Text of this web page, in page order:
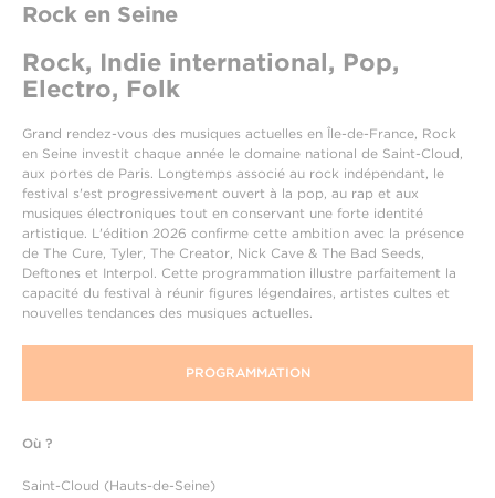
Rock en Seine
Rock, Indie international, Pop,
Electro, Folk
Grand rendez-vous des musiques actuelles en Île-de-France, Rock
en Seine investit chaque année le domaine national de Saint-Cloud,
aux portes de Paris. Longtemps associé au rock indépendant, le
festival s'est progressivement ouvert à la pop, au rap et aux
musiques électroniques tout en conservant une forte identité
artistique. L'édition 2026 confirme cette ambition avec la présence
de The Cure, Tyler, The Creator, Nick Cave & The Bad Seeds,
Deftones et Interpol. Cette programmation illustre parfaitement la
capacité du festival à réunir figures légendaires, artistes cultes et
nouvelles tendances des musiques actuelles.
PROGRAMMATION
Où ?
Saint-Cloud (Hauts-de-Seine)